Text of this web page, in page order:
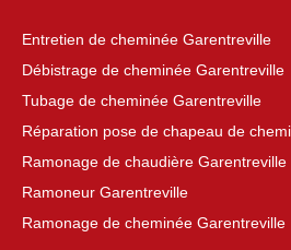
Entretien de cheminée Garentreville
Débistrage de cheminée Garentreville
Tubage de cheminée Garentreville
Réparation pose de chapeau de
Ramonage de chaudière Garentreville
Ramoneur Garentreville
Ramonage de cheminée Garentreville